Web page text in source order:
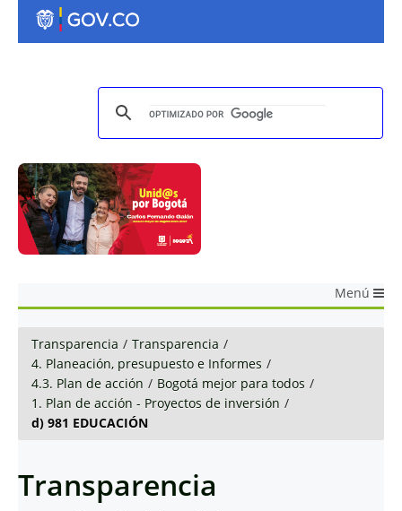
Menú
Transparencia / Transparencia /
4. Planeación, presupuesto e Informes /
4.3. Plan de acción / Bogotá mejor para todos /
1. Plan de acción - Proyectos de inversión /
d) 981 EDUCACIÓN
Transparencia